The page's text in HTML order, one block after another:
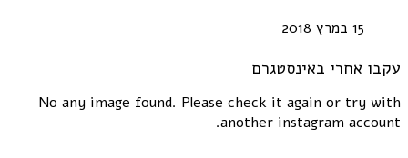
15 במרץ 2018
עקבו אחרי באינסטגרם
No any image found. Please check it again or try with
another instagram account.